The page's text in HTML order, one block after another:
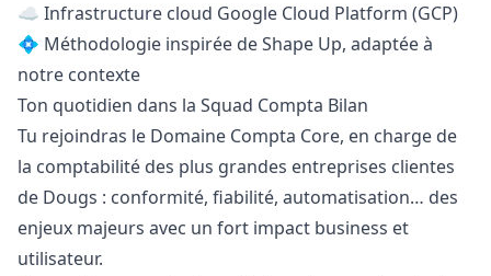
☁️ Infrastructure cloud Google Cloud Platform (GCP)
💠 Méthodologie inspirée de Shape Up, adaptée à
notre contexte
Ton quotidien dans la Squad Compta Bilan
Tu rejoindras le Domaine Compta Core, en charge de
la comptabilité des plus grandes entreprises clientes
de Dougs : conformité, fiabilité, automatisation… des
enjeux majeurs avec un fort impact business et
utilisateur.